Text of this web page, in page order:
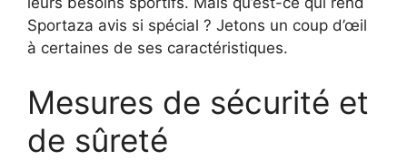
Sportaza avis si spécial ? Jetons un coup d’œil
à certaines de ses caractéristiques.
Mesures de sécurité et
de sûreté